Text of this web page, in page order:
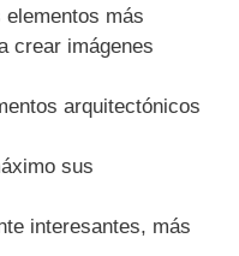
más
crear imágenes
arquitectónicos
sus
interesantes, más